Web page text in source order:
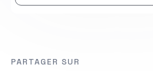
PARTAGER SUR